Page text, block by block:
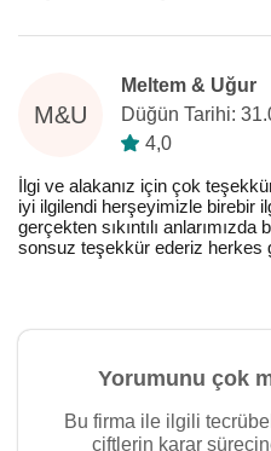
M&U
Meltem & Uğur
Düğün Tarihi:
4,0
İlgi ve alakanız için çok
iyi ilgilendi herşeyimizle birebir
gerçekten sıkıntılı
sonsuz teşekkür ederiz herkes
Yorumunu çok
Bu firma ile ilgili
çiftlerin karar